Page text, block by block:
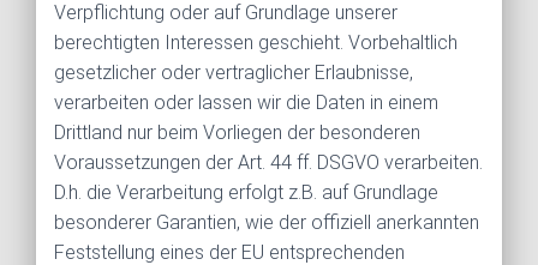
Verpflichtung oder auf Grundlage unserer
berechtigten Interessen geschieht. Vorbehaltlich
gesetzlicher oder vertraglicher Erlaubnisse,
verarbeiten oder lassen wir die Daten in einem
Drittland nur beim Vorliegen der besonderen
Voraussetzungen der Art. 44 ff. DSGVO verarbeiten.
D.h. die Verarbeitung erfolgt z.B. auf Grundlage
besonderer Garantien, wie der offiziell anerkannten
Feststellung eines der EU entsprechenden